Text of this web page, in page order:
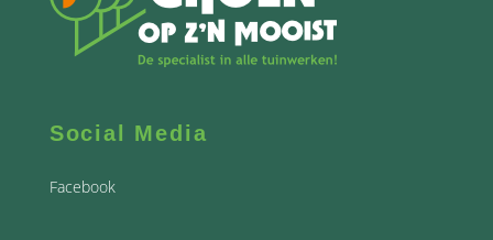
Social Media
Facebook